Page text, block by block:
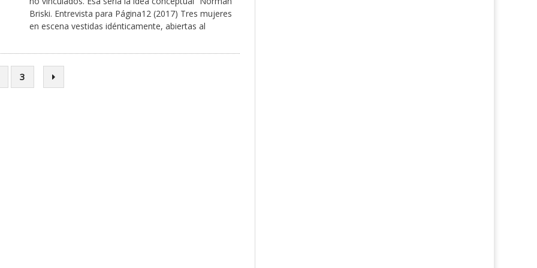
Briski. Entrevista para Página12 (2017) Tres mujeres
en escena vestidas idénticamente, abiertas al
3